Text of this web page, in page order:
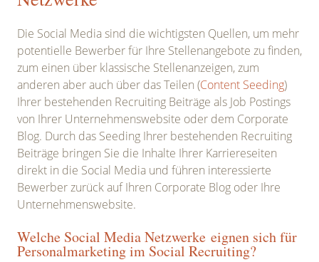
Die Social Media sind die wichtigsten Quellen, um mehr
potentielle Bewerber für Ihre Stellenangebote zu finden,
zum einen über klassische Stellenanzeigen, zum
anderen aber auch über das Teilen (Content Seeding)
Ihrer bestehenden Recruiting Beiträge als Job Postings
von Ihrer Unternehmenswebsite oder dem Corporate
Blog. Durch das Seeding Ihrer bestehenden Recruiting
Beiträge bringen Sie die Inhalte Ihrer Karriereseiten
direkt in die Social Media und führen interessierte
Bewerber zurück auf Ihren Corporate Blog oder Ihre
Unternehmenswebsite.
Welche Social Media Netzwerke eignen sich für
Personalmarketing im Social Recruiting?